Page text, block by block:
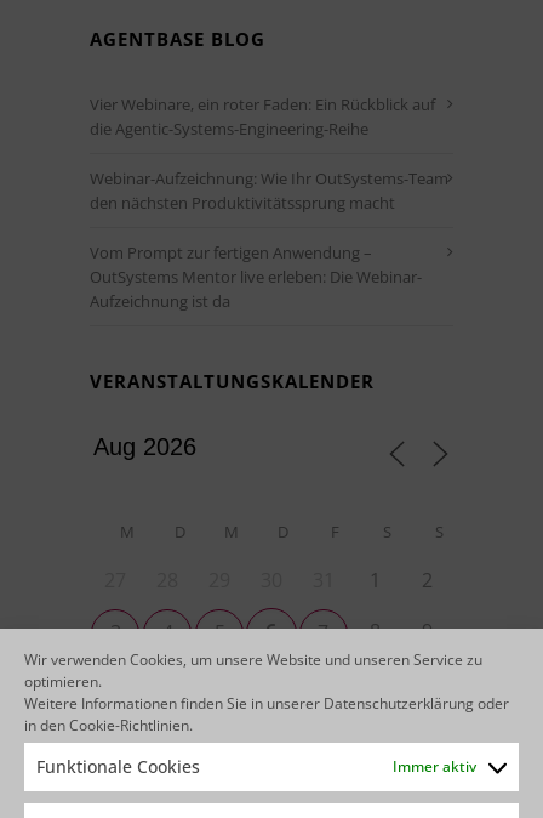
Wir verwenden Cookies, um unsere Website und unseren Service zu
optimieren.
Weitere Informationen finden Sie in unserer Datenschutzerklärungoder
in denCookie-Richtlinien.
Funktionale Cookies Immer aktiv
AGENTBASE BLOG
Vier Webinare, ein roter Faden: Ein Rückblick auf
die Agentic-Systems-Engineering-Reihe
Webinar-Aufzeichnung: Wie Ihr OutSystems-Team
den nächsten Produktivitätssprung macht
Vom Prompt zur fertigen Anwendung –
OutSystems Mentor live erleben: Die Webinar-
Aufzeichnung ist da
VERANSTALTUNGSKALENDER
M D M D F S S
1
2
3
4 5 6 7 8
9
17
18 19 20 21
24
25 26 27 28 29
30